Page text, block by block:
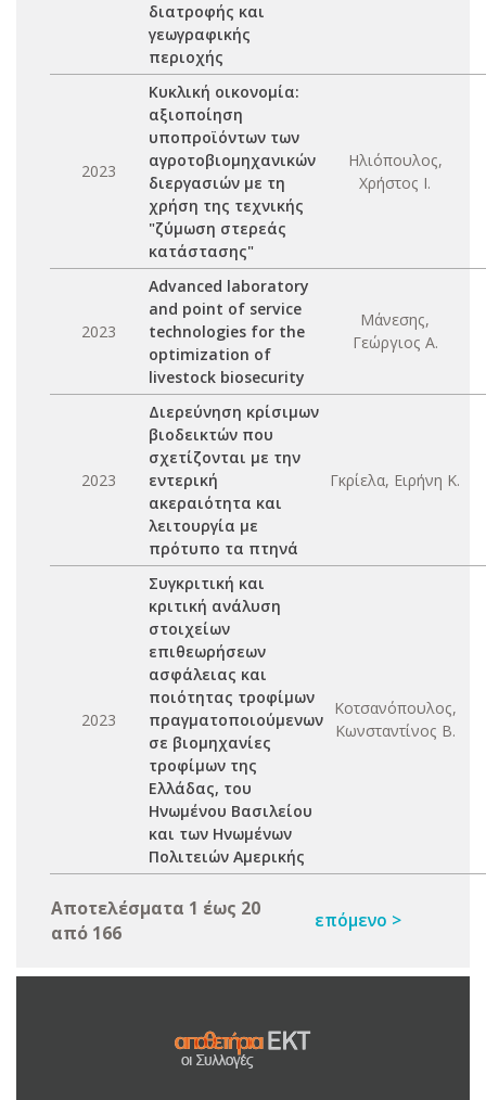
διατροφής και
γεωγραφικής
περιοχής
2023
Κυκλική οικονομία:
αξιοποίηση
υποπροϊόντων των
αγροτοβιομηχανικών
διεργασιών με τη
χρήση της τεχνικής
"ζύμωση στερεάς
κατάστασης"
Ηλιόπουλος,
Χρήστος Ι.
2023
Advanced laboratory
and point of service
technologies for the
optimization of
livestock biosecurity
Μάνεσης,
Γεώργιος Α.
2023
Διερεύνηση κρίσιμων
βιοδεικτών που
σχετίζονται με την
εντερική
ακεραιότητα και
λειτουργία με
πρότυπο τα πτηνά
Γκρίελα, Ειρήνη Κ.
2023
Συγκριτική και
κριτική ανάλυση
στοιχείων
επιθεωρήσεων
ασφάλειας και
ποιότητας τροφίμων
πραγματοποιούμενων
σε βιομηχανίες
τροφίμων της
Ελλάδας, του
Ηνωμένου Βασιλείου
και των Ηνωμένων
Πολιτειών Αμερικής
Κοτσανόπουλος,
Κωνσταντίνος Β.
Αποτελέσματα 1 έως 20
από 166
επόμενο >